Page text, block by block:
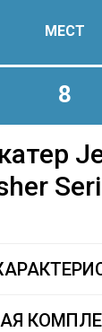
МЕСТ
8